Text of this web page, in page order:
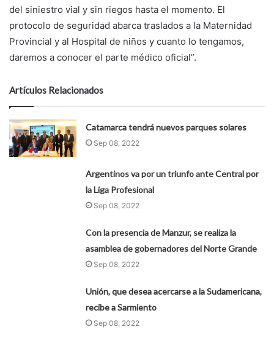
del siniestro vial y sin riegos hasta el momento. El
protocolo de seguridad abarca traslados a la Maternidad
Provincial y al Hospital de niños y cuanto lo tengamos,
daremos a conocer el parte médico oficial”.
Artículos Relacionados
Catamarca tendrá nuevos parques solares
Sep 08, 2022
Argentinos va por un triunfo ante Central por
la Liga Profesional
Sep 08, 2022
Con la presencia de Manzur, se realiza la
asamblea de gobernadores del Norte Grande
Sep 08, 2022
Unión, que desea acercarse a la Sudamericana,
recibe a Sarmiento
Sep 08, 2022